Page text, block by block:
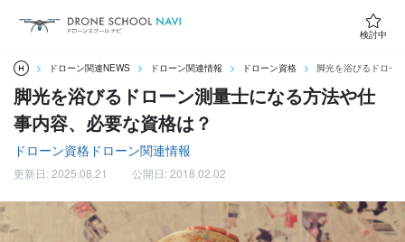
検討中
ドローン関連NEWS ドローン関連情報 ドローン資格 脚光を浴びるドロー
脚光を浴びるドローン測量士になる方法や仕
事内容、必要な資格は？
ドローン資格 ドローン関連情報
更新日: 2025.08.21 公開日: 2018.02.02